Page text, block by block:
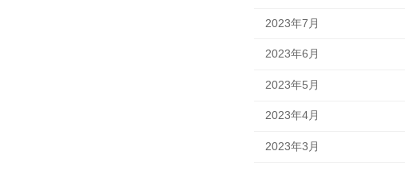
2023年7月
2023年6月
2023年5月
2023年4月
2023年3月